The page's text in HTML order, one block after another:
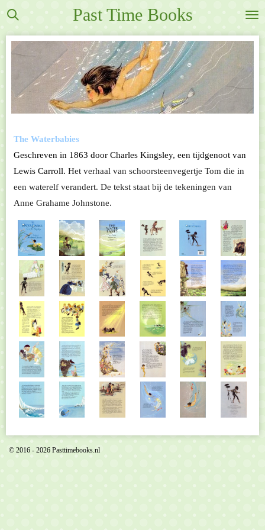
Ga
naar
hoofdinhoud
Past Time Books
The Waterbabies
Geschreven in 1863 door Charles Kingsley, een tijdgenoot van
Lewis Carroll. Het verhaal van schoorsteenvegertje Tom die in
een waterelf verandert. De tekst staat bij de tekeningen van
Anne Grahame Johnstone.
© 2016 - 2026 Pasttimebooks.nl